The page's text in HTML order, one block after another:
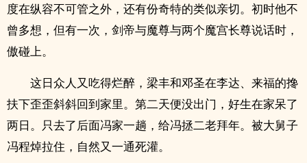
度在纵容不可管之外，还有份奇特的类似亲切。初时他不
曾多想，但有一次，剑帝与魔尊与两个魔宫长尊说话时，
傲碰上。
这日众人又吃得烂醉，梁丰和邓圣在李达、来福的搀
扶下歪歪斜斜回到家里。第二天便没出门，好生在家呆了
两日。只去了后面冯家一趟，给冯拯二老拜年。被大舅子
冯程焯拉住，自然又一通死灌。